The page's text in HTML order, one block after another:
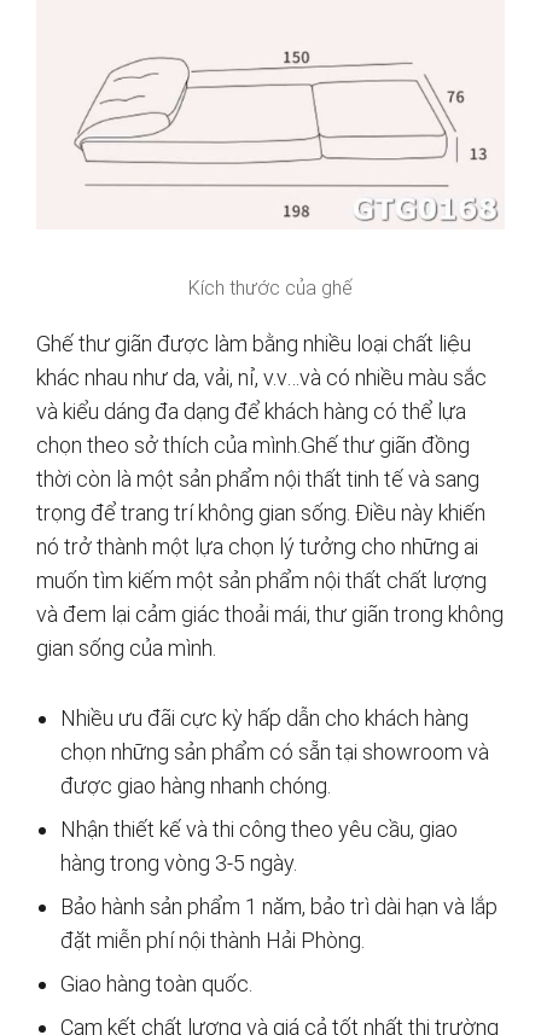
Kích thước của ghế
Ghế thư giãn được làm bằng nhiều loại chất liệu
khác nhau như da, vải, nỉ, v.v…và có nhiều màu sắc
và kiểu dáng đa dạng để khách hàng có thể lựa
chọn theo sở thích của mình.Ghế thư giãn đồng
thời còn là một sản phẩm nội thất tinh tế và sang
trọng để trang trí không gian sống. Điều này khiến
nó trở thành một lựa chọn lý tưởng cho những ai
muốn tìm kiếm một sản phẩm nội thất chất lượng
và đem lại cảm giác thoải mái, thư giãn trong không
gian sống của mình.
Nhiều ưu đãi cực kỳ hấp dẫn cho khách hàng
chọn những sản phẩm có sẵn tại showroom và
được giao hàng nhanh chóng.
Nhận thiết kế và thi công theo yêu cầu, giao
hàng trong vòng 3-5 ngày.
Bảo hành sản phẩm 1 năm, bảo trì dài hạn và lắp
đặt miễn phí nội thành Hải Phòng.
Giao hàng toàn quốc.
Cam kết chất lượng và giá cả tốt nhất thị trường